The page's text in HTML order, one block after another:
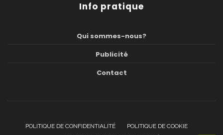
Info pratique
Qui sommes-nous?
Publicité
Contact
POLITIQUE DE CONFIDENTIALITÉ
POLITIQUE DE COOKIE